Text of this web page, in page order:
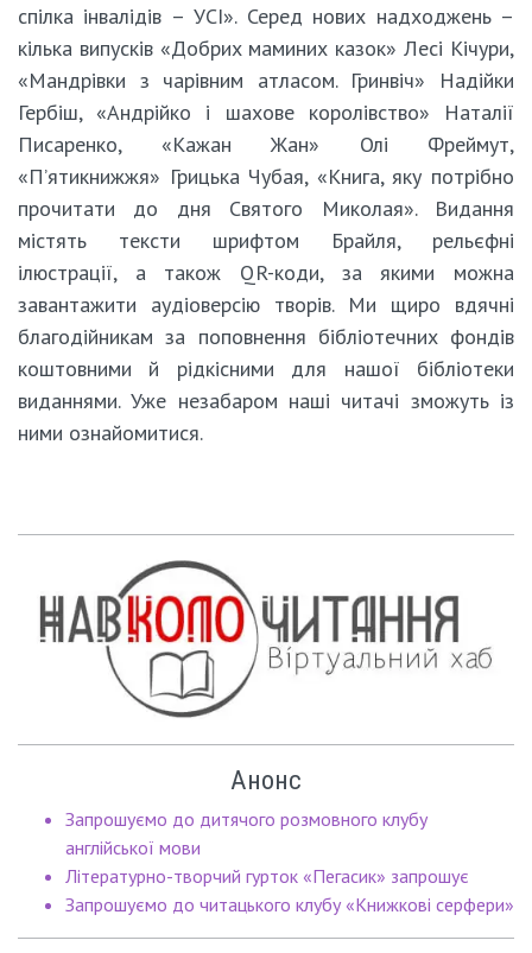
спілка інвалідів – УСІ». Серед нових надходжень –
кілька випусків «Добрих маминих казок» Лесі Кічури,
«Мандрівки з чарівним атласом. Гринвіч» Надійки
Гербіш, «Андрійко і шахове королівство» Наталії
Писаренко, «Кажан Жан» Олі Фреймут,
«П’ятикнижжя» Грицька Чубая, «Книга, яку потрібно
прочитати до дня Святого Миколая». Видання
містять тексти шрифтом Брайля, рельєфні
ілюстрації, а також QR-коди, за якими можна
завантажити аудіоверсію творів. Ми щиро вдячні
благодійникам за поповнення бібліотечних фондів
коштовними й рідкісними для нашої бібліотеки
виданнями. Уже незабаром наші читачі зможуть із
ними ознайомитися.
Анонс
Запрошуємо до дитячого розмовного клубу
англійської мови
Літературно-творчий гурток «Пегасик» запрошує
Запрошуємо до читацького клубу «Книжкові серфери»